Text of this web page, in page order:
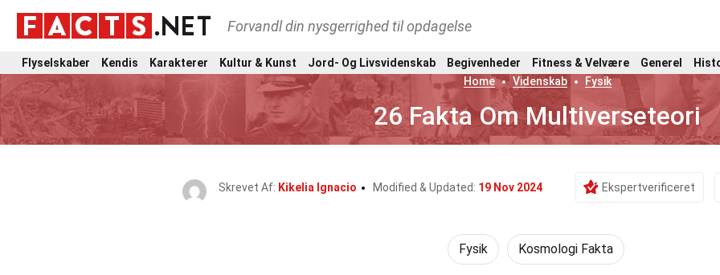
Forvandl din nysgerrighed til opdagelse
Flyselskaber Kendis Karakterer Kultur & Kunst Jord- Og Livsvidenskab Begivenheder Fitness & Velvære Generel
Home
Videnskab Fysik
26 Fakta Om Multiverseteori
Skrevet Af: Kikelia Ignacio Modified & Updated: 19 Nov 2024 Ekspertverificeret
Fysik Kosmologi Fakta